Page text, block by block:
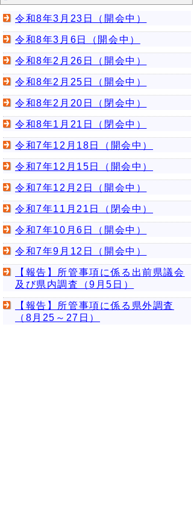
令和8年3月23日（開会中）
令和8年3月6日（開会中）
令和8年2月26日（開会中）
令和8年2月25日（開会中）
令和8年2月20日（閉会中）
令和8年1月21日（閉会中）
令和7年12月18日（開会中）
令和7年12月15日（開会中）
令和7年12月2日（開会中）
令和7年11月21日（閉会中）
令和7年10月6日（開会中）
令和7年9月12日（開会中）
【報告】所管事項に係る出前県議会
及び県内調査（9月5日）
【報告】所管事項に係る県外調査
（8月25～27日）